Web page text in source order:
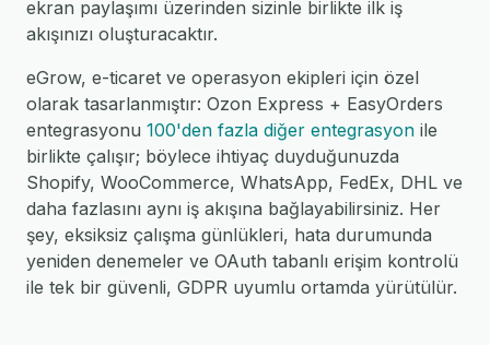
ekran paylaşımı üzerinden sizinle birlikte ilk iş
akışınızı oluşturacaktır.
eGrow, e-ticaret ve operasyon ekipleri için özel
olarak tasarlanmıştır: Ozon Express + EasyOrders
entegrasyonu 100'den fazla diğer entegrasyon ile
birlikte çalışır; böylece ihtiyaç duyduğunuzda
Shopify, WooCommerce, WhatsApp, FedEx, DHL ve
daha fazlasını aynı iş akışına bağlayabilirsiniz. Her
şey, eksiksiz çalışma günlükleri, hata durumunda
yeniden denemeler ve OAuth tabanlı erişim kontrolü
ile tek bir güvenli, GDPR uyumlu ortamda yürütülür.